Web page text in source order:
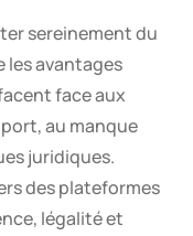
sereinement du
les avantages
face aux
au manque
juridiques.
des plateformes
légalité et